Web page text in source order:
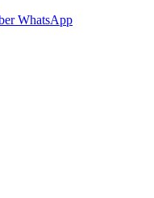
WhatsApp